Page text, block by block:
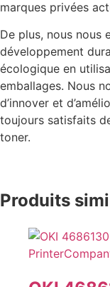
marques privées
De plus, nous nous
développement
écologique en
emballages. Nous
d’innover et
toujours satisfaits
toner.
Produits